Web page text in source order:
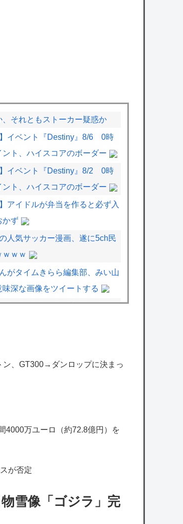
、それともストーカー疑惑か
】イベント『Destiny』8/6 0時
ント、ハイスコアのボーダー
】イベント『Destiny』8/2 0時
ント、ハイスコアのボーダー
アイドルが弁当を作ると必ず入
かず
人気サッカー漫画、遂に5ch民
ｗｗ
がタイムきらら編集部、みい山
味深な画像をツイートする
「みいちゃんを規制するならウ
RUSTのハズレははりーシとみ
…
、GT300→ダンロップに決まっ
4000万ユーロ（約72.8億円）を
が否定
雪像「ゴジラ」完